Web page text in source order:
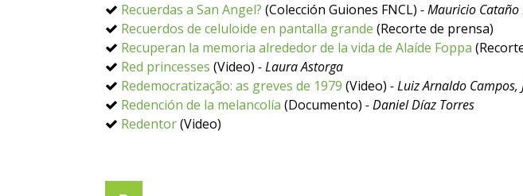
Recuerdas a San Angel? (Colección Guiones FNCL) - Mauricio Cataño
Recuerdos de celuloide en pantalla grande (Recorte de prensa)
Recuperan la memoria alrededor de la vida de Alaíde Foppa
Red princesses (Video) - Laura Astorga
Redemocratização: as greves de 1979 (Video) - Luiz Arnaldo Campos,
Redención de la melancolía (Documento) - Daniel Díaz Torres
Redentor(Video)